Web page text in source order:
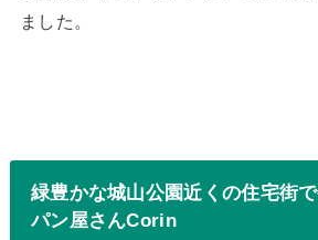
ました。
緑豊かな城山公園近くの住宅街
パン屋さんCorin